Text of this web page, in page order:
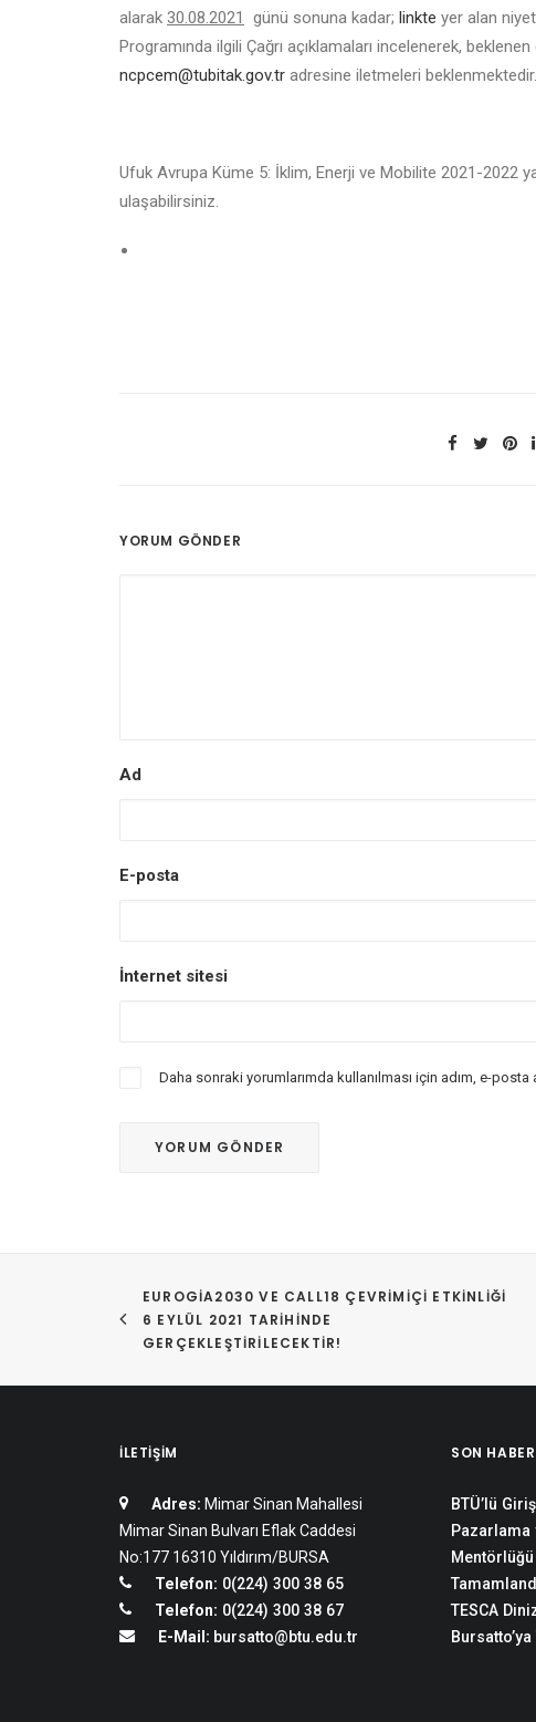
alarak 30.08.2021 günü sonuna kadar; linkte yer alan
Programında ilgili Çağrı açıklamaları incelenerek,
ncpcem@tubitak.gov.tr adresine iletmeleri beklenmektedir.
Ufuk Avrupa Küme 5: İklim, Enerji ve Mobilite 2021-2022
ulaşabilirsiniz.
YORUM GÖNDER
Ad
E-posta
İnternet sitesi
Daha sonraki yorumlarımda kullanılması için adım, e-
EUROGIA2030 VE CALL18 ÇEVRIMIÇI ETKINLIĞI
6 EYLÜL 2021 TARIHINDE
GERÇEKLEŞTIRILECEKTIR!
İLETIŞIM
Adres: Mimar Sinan Mahallesi
Mimar Sinan Bulvarı Eflak Caddesi
No:177 16310 Yıldırım/BURSA
Telefon: 0(224) 300 38 65
Telefon: 0(224) 300 38 67
E-Mail: bursatto@btu.edu.tr
SON
BTÜ’lü
Pazarlama
TESCA